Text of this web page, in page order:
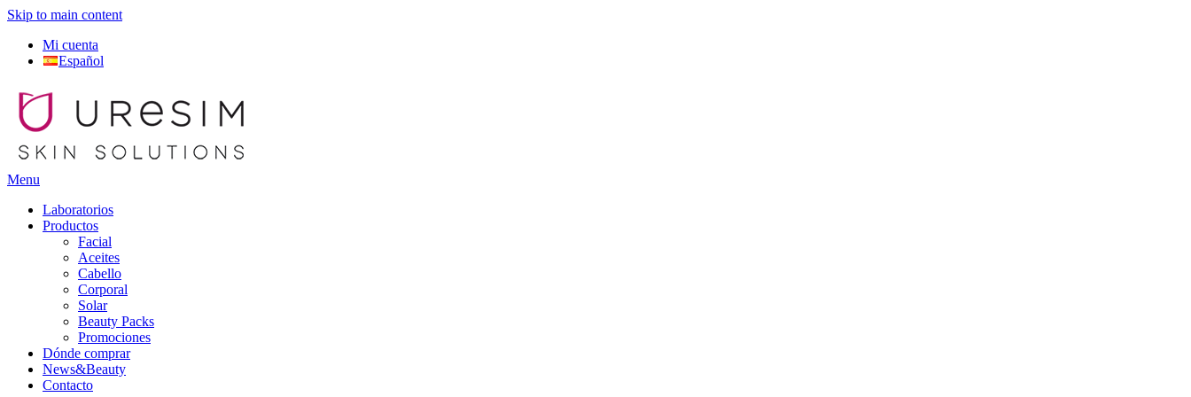
Skip to main content
Mi cuenta
Español
Menu
Laboratorios
Productos
Facial
Aceites
Cabello
Corporal
Solar
Beauty Packs
Promociones
Dónde comprar
News&Beauty
Contacto